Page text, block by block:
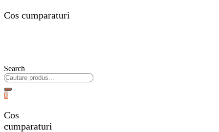
Cos cumparaturi
Search
0
Cos
cumparaturi